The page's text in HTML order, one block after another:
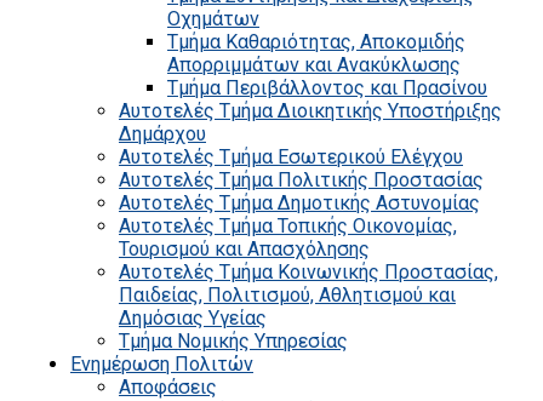
Οχημάτων
Τμήμα Καθαριότητας, Αποκομιδής
Απορριμμάτων και Ανακύκλωσης
Τμήμα Περιβάλλοντος και Πρασίνου
Αυτοτελές Τμήμα Διοικητικής Υποστήριξης
Δημάρχου
Αυτοτελές Τμήμα Εσωτερικού Ελέγχου
Αυτοτελές Τμήμα Πολιτικής Προστασίας
Αυτοτελές Τμήμα Δημοτικής Αστυνομίας
Αυτοτελές Τμήμα Τοπικής Οικονομίας,
Τουρισμού και Απασχόλησης
Αυτοτελές Τμήμα Κοινωνικής Προστασίας,
Παιδείας, Πολιτισμού, Αθλητισμού και
Δημόσιας Υγείας
Τμήμα Νομικής Υπηρεσίας
Ενημέρωση Πολιτών
Αποφάσεις